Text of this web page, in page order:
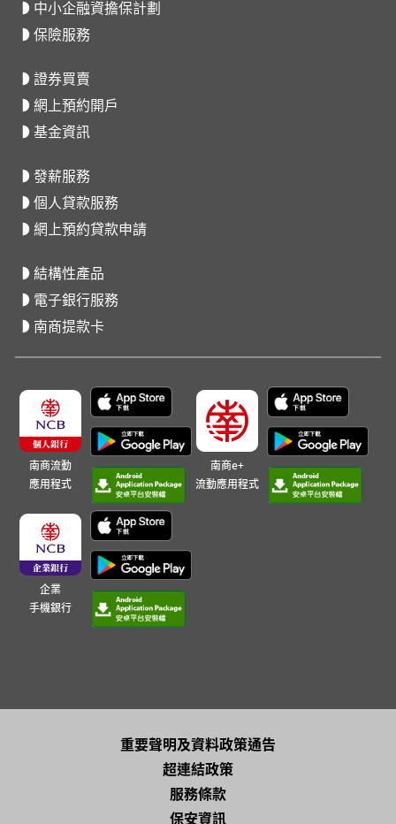
中小企融資擔保計劃
保險服務
證券買賣
網上預約開戶
基金資訊
發薪服務
個人貸款服務
網上預約貸款申請
結構性產品
電子銀行服務
南商提款卡
南商流動
應用程式
南商e+
流動應用程式
企業
手機銀行
重要聲明及資料政策通告
超連結政策
服務條款
保安資訊